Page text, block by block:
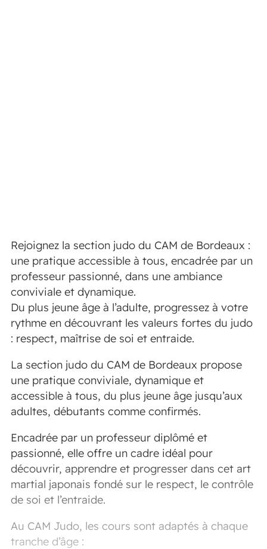
Rejoignez la section judo du CAM de Bordeaux :
une pratique accessible à tous, encadrée par un
professeur passionné, dans une ambiance
conviviale et dynamique.
Du plus jeune âge à l’adulte, progressez à votre
rythme en découvrant les valeurs fortes du judo
: respect, maîtrise de soi et entraide.
La section judo du CAM de Bordeaux propose
une pratique conviviale, dynamique et
accessible à tous, du plus jeune âge jusqu’aux
adultes, débutants comme confirmés.
Encadrée par un professeur diplômé et
passionné, elle offre un cadre idéal pour
découvrir, apprendre et progresser dans cet art
martial japonais fondé sur le respect, le contrôle
de soi et l’entraide.
Au CAM Judo, les cours sont adaptés à chaque
tranche d’âge :